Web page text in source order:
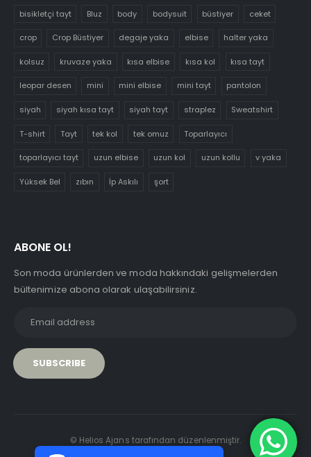
7/24 Canlı Destek
bisikletçi tayt Bluz body bodysuit büstiyer ceket
crop Crop Büstiyer degaje yaka elbise halter yaka
kolsuz kruvaze yaka kısa elbise kısa kol kısa tayt
leopar desen mini mini elbise mini tayt pantolon
siyah siyah kısa tayt siyah tayt straplez Sweatshirt
T-shirt Tayt tek kol tek omuz Toparlayıcı
toparlayıcı tayt uzun elbise uzun kol uzun kollu v yaka
Yüksek Bel zıbın İp Askılı şort
ABONE OL!
Son moda ürünlerden ve moda hakkındaki gelişmelerden
bültenimize abona olarak ulaşabilirsiniz.
© Helios Ajans tarafından düzenlenmiştir.